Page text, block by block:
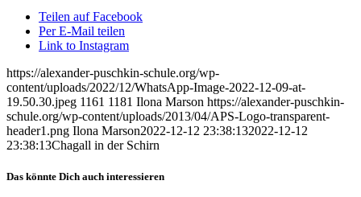
Teilen auf Facebook
Per E-Mail teilen
Link to Instagram
https://alexander-puschkin-schule.org/wp-
content/uploads/2022/12/WhatsApp-Image-2022-12-09-at-
19.50.30.jpeg 1161 1181 Ilona Marson https://alexander-puschkin-
schule.org/wp-content/uploads/2013/04/APS-Logo-transparent-
header1.png Ilona Marson2022-12-12 23:38:132022-12-12
23:38:13Chagall in der Schirn
Das könnte Dich auch interessieren